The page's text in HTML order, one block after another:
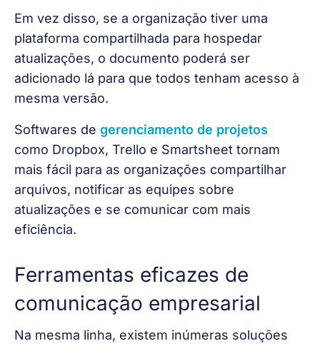
Em vez disso, se a organização tiver uma
plataforma compartilhada para hospedar
atualizações, o documento poderá ser
adicionado lá para que todos tenham acesso à
mesma versão.
Softwares de gerenciamento de projetos
como Dropbox, Trello e Smartsheet tornam
mais fácil para as organizações compartilhar
arquivos, notificar as equipes sobre
atualizações e se comunicar com mais
eficiência.
Ferramentas eficazes de
comunicação empresarial
Na mesma linha, existem inúmeras soluções